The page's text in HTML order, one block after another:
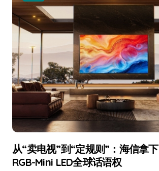
从“卖电视”到“定规则”：海信拿下
RGB-Mini LED全球话语权